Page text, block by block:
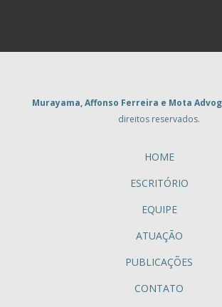
Murayama, Affonso Ferreira e Mota
direitos reservados.
HOME
ESCRITÓRIO
EQUIPE
ATUAÇÃO
PUBLICAÇÕES
CONTATO